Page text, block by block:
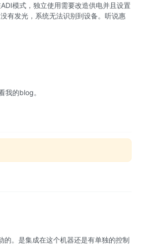
模式，独立使用需要改造供电并且设置
有发光，系统无法识别到设备。听说惠
我的blog。
。是集成在这个机器还是有单独的控制